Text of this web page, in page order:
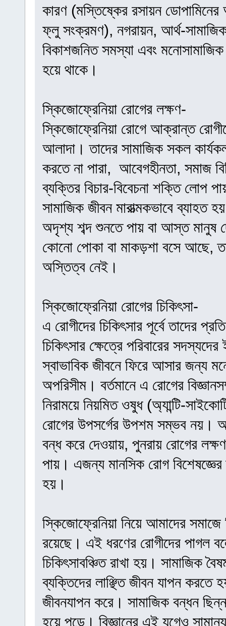
কারণ (মস্তিষ্কের রসায়ন
ফ্লু সংক্রমণ), নগরায়ন, আর্থ-
বিকাশজনিত সমস্যা এবং
হয়ে থাকে।
স্কিজোফ্রেনিয়া রোগের লক্ষণ-
স্কিজোফ্রেনিয়া রোগে আক্রান্ত
আলাদা। তাদের সামাজিক সকল
করতে না পারা, আবেগহীনতা, সমাজ
ব্যক্তির বিচার-বিবেচনা শক্তি লোপ
সামাজিক জীবন মারাত্মকভাবে
অদৃশ্য শব্দ শুনতে পায় বা আস্ত মানুষ
কোনো পোকা বা মাকড়শা বসে আছে,
অস্তিত্ব নেই।
স্কিজোফ্রেনিয়া রোগের চিকিৎসা-
এ রোগীদের চিকিৎসার পূর্বে তাদের
চিকিৎসার ক্ষেত্রে পরিবারের
স্বাভাবিক জীবনে ফিরে আসার জন্য
অপরিসীম। বর্তমানে এ রোগের
নিরাময়ে নিয়মিত ওষুধ (অ্যান্টি-
রোগের উপসর্গের উপশম সম্ভব নয়।
বন্ধ করে দেওয়ায়, পুনরায় রোগের
পায়। এজন্য মানসিক রোগ বিশেষজ্ঞের
হয়।
স্কিজোফ্রেনিয়া নিয়ে আমাদের
রয়েছে। এই ধরণের রোগীদের পাগল
চিকিৎসাবঞ্চিত রাখা হয়। সামাজিক
ব্যক্তিদের লাঞ্ছিত জীবন যাপন করতে
জীবনযাপন করে। সামাজিক বন্ধন
হয়ে পড়ে। বিজ্ঞানের এই যুগেও